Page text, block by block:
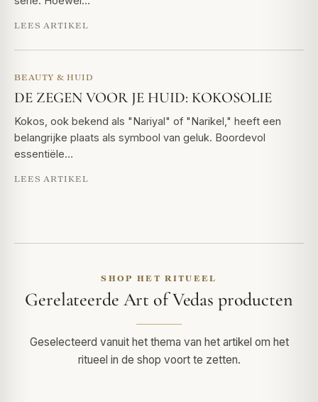
LEES ARTIKEL
BEAUTY & HUID
DE ZEGEN VOOR JE HUID: KOKOSOLIE
Kokos, ook bekend als "Nariyal" of "Narikel," heeft een
belangrijke plaats als symbool van geluk. Boordevol
essentiële…
LEES ARTIKEL
SHOP HET RITUEEL
Gerelateerde Art of Vedas producten
Geselecteerd vanuit het thema van het artikel om het
ritueel in de shop voort te zetten.